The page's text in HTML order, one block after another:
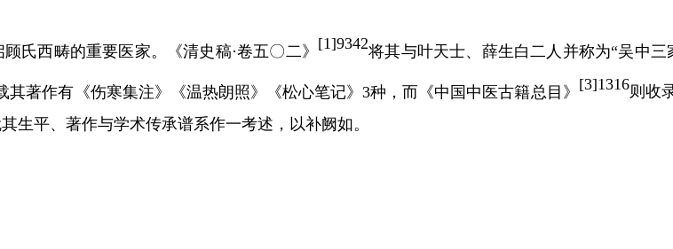
氏西畴的重要医家。《清史稿·卷五〇二》 [1]9342将其与叶天士、薛生白二人并称为“吴中三
其著作有《伤寒集注》《温热朗照》《松心笔记》3种，而《中国中医古籍总目》 [3]1316则收
生平、著作与学术传承谱系作一考述，以补阙如。